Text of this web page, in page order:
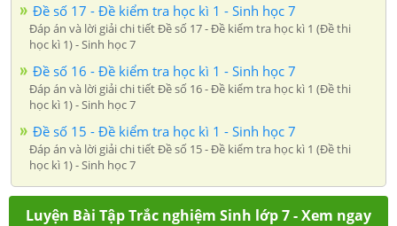
Đề số 17 - Đề kiểm tra học kì 1 - Sinh học 7
Đáp án và lời giải chi tiết Đề số 17 - Đề kiểm tra học kì 1 (Đề thi
học kì 1) - Sinh học 7
Đề số 16 - Đề kiểm tra học kì 1 - Sinh học 7
Đáp án và lời giải chi tiết Đề số 16 - Đề kiểm tra học kì 1 (Đề thi
học kì 1) - Sinh học 7
Đề số 15 - Đề kiểm tra học kì 1 - Sinh học 7
Đáp án và lời giải chi tiết Đề số 15 - Đề kiểm tra học kì 1 (Đề thi
học kì 1) - Sinh học 7
Luyện Bài Tập Trắc nghiệm Sinh lớp 7 - Xem ngay